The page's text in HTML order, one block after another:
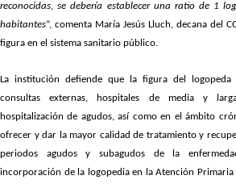
reconocidas, se debería establecer una ratio de 1
habitantes”, comenta María Jesús Lluch, decana del
figura en el sistema sanitario público.
La institución defiende que la figura del logopeda
consultas externas, hospitales de media y
hospitalización de agudos, así como en el ámbito
ofrecer y dar la mayor calidad de tratamiento y
periodos agudos y subagudos de la
incorporación de la logopedia en la Atención